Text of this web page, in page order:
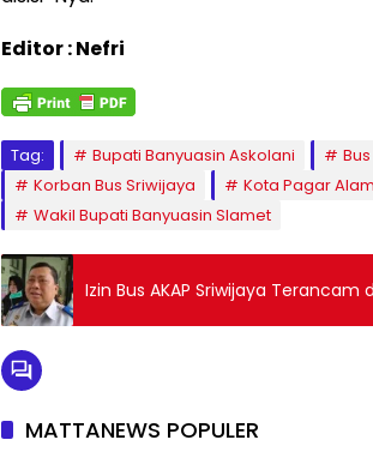
Editor : Nefri
Tag: Bupati Banyuasin Askolani
Korban Bus Sriwijaya
Kota Pagar Alam
Wakil Bupati Banyuasin Slamet
Izin Bus AKAP Sriwijaya Terancam
MATTANEWS POPULER